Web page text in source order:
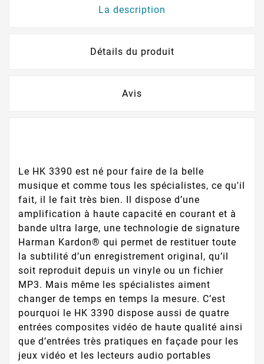
La description
Détails du produit
Avis
Le HK 3390 est né pour faire de la belle
musique et comme tous les spécialistes, ce qu'il
fait, il le fait très bien. Il dispose d’une
amplification à haute capacité en courant et à
bande ultra large, une technologie de signature
Harman Kardon® qui permet de restituer toute
la subtilité d’un enregistrement original, qu’il
soit reproduit depuis un vinyle ou un fichier
MP3. Mais même les spécialistes aiment
changer de temps en temps la mesure. C’est
pourquoi le HK 3390 dispose aussi de quatre
entrées composites vidéo de haute qualité ainsi
que d’entrées très pratiques en façade pour les
jeux vidéo et les lecteurs audio portables